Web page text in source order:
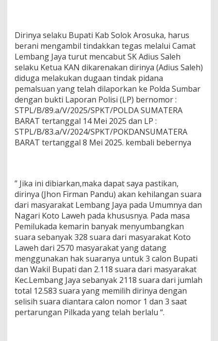
Dirinya selaku Bupati Kab Solok Arosuka, harus
berani mengambil tindakkan tegas melalui Camat
Lembang Jaya turut mencabut SK Adius Saleh
selaku Ketua KAN dikarenakan dirinya (Adius Saleh)
diduga melakukan dugaan tindak pidana
pemalsuan yang telah dilaporkan ke Polda Sumbar
dengan bukti Laporan Polisi (LP) bernomor :
STPL/B/89.a/V/2025/SPKT/POLDA SUMATERA
BARAT tertanggal 14 Mei 2025 dan LP :
STPL/B/83.a/V/2024/SPKT/POKDANSUMATERA
BARAT tertanggal 8 Mei 2025. kembali bebernya
” Jika ini dibiarkan,maka dapat saya pastikan,
dirinya (Jhon Firman Pandu) akan kehilangan suara
dari masyarakat Lembang Jaya pada Umumnya dan
Nagari Koto Laweh pada khususnya. Pada masa
Pemilukada kemarin banyak menyumbangkan
suara sebanyak 328 suara dari masyarakat Koto
Laweh dari 2570 masyarakat yang datang
menggunakan hak suaranya untuk 3 calon Bupati
dan Wakil Bupati dan 2.118 suara dari masyarakat
Kec.Lembang Jaya sebanyak 2118 suara dari jumlah
total 12.583 suara yang memilih dirinya dengan
selisih suara diantara calon nomor 1 dan 3 saat
pertarungan Pilkada yang telah berlalu “.